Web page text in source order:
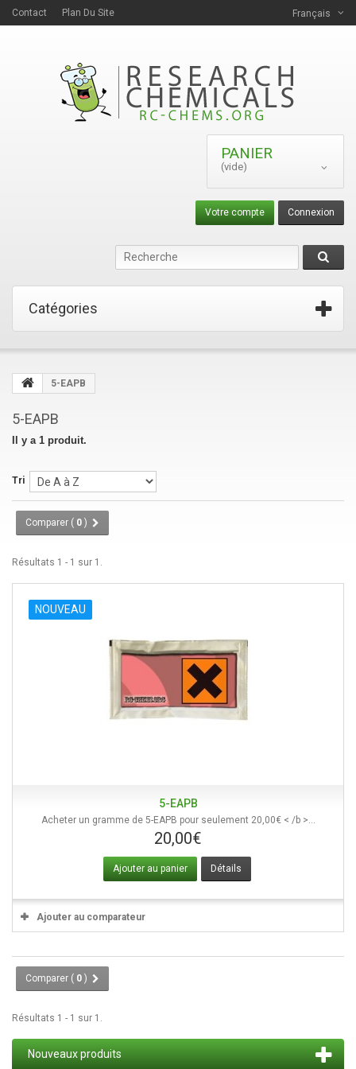
Français
Contact Plan Du Site
PANIER
(vide)
Connexion
Votre compte
Catégories
5-EAPB
5-EAPB
Il y a 1 produit.
Tri
Comparer ( 0 )
Résultats 1 - 1 sur 1.
NOUVEAU
5-EAPB
Acheter un gramme de 5-EAPB pour seulement 20,00€ < /b >...
20,00€
Ajouter au panier Détails
Ajouter au comparateur
Comparer ( 0 )
Résultats 1 - 1 sur 1.
Nouveaux produits